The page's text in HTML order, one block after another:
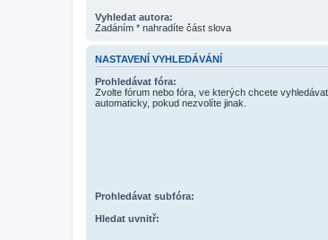
Vyhledat autora:
Zadáním * nahradíte část slova
NASTAVENÍ VYHLEDÁVÁNÍ
Prohledávat fóra:
Zvolte fórum nebo fóra, ve kterých chcete
automaticky, pokud nezvolíte jinak.
Prohledávat subfóra:
Hledat uvnitř: